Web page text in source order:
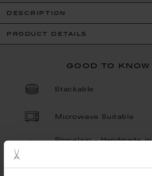
description
product details
good to know
Stackable
Microwave Suitable
Porcelain - Handmade in